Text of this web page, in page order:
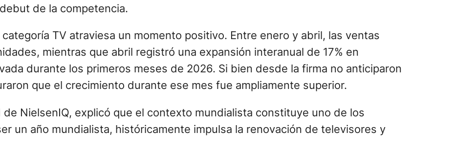
de la competencia.
TV atraviesa un momento positivo. Entre enero y abril, las ventas
mientras que abril registró una expansión interanual de 17% en
durante los primeros meses de 2026. Si bien desde la firma no anticiparon
que el crecimiento durante ese mes fue ampliamente superior.
de NielsenIQ, explicó que el contexto mundialista constituye uno de los
un año mundialista, históricamente impulsa la renovación de televisores y